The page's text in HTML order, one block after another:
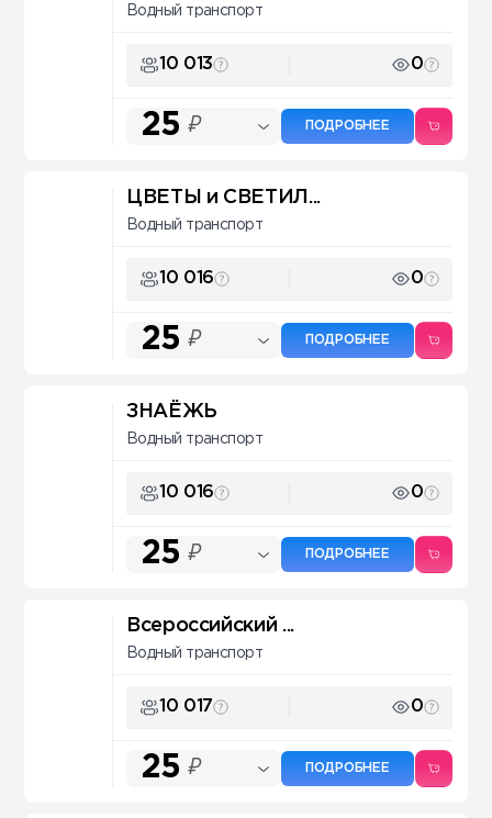
Водный транспорт
10 013 0
25 ₽ ПОДРОБНЕЕ
ЦВЕТЫ и СВЕТИЛ...
Водный транспорт
10 016 0
25 ₽ ПОДРОБНЕЕ
ЗНАЁЖЬ
Водный транспорт
10 016 0
25 ₽ ПОДРОБНЕЕ
Всероссийский ...
Водный транспорт
10 017 0
25 ₽ ПОДРОБНЕЕ